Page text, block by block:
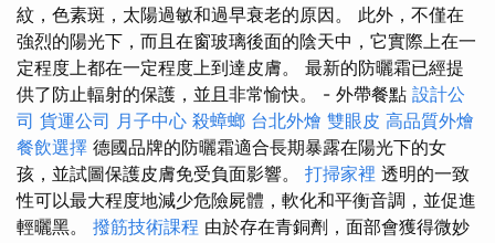
紋，色素斑，太陽過敏和過早衰老的原因。 此外，不僅在
強烈的陽光下，而且在窗玻璃後面的陰天中，它實際上在一
定程度上都在一定程度上到達皮膚。 最新的防曬霜已經提
供了防止輻射的保護，並且非常愉快。 - 外帶餐點 設計公
司 貨運公司 月子中心 殺蟑螂 台北外燴 雙眼皮 高品質外燴
餐飲選擇 德國品牌的防曬霜適合長期暴露在陽光下的女
孩，並試圖保護皮膚免受負面影響。 打掃家裡 透明的一致
性可以最大程度地減少危險屍體，軟化和平衡音調，並促進
輕曬黑。 撥筋技術課程 由於存在青銅劑，面部會獲得微妙